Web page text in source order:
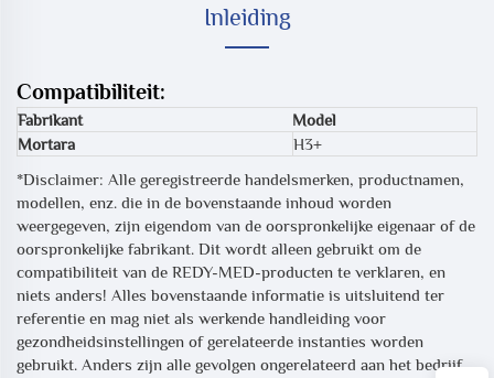
Inleiding
Compatibiliteit:
Fabrikant
Model
Mortara
H3+
*Disclaimer: Alle geregistreerde handelsmerken, productnamen,
modellen, enz. die in de bovenstaande inhoud worden
weergegeven, zijn eigendom van de oorspronkelijke eigenaar of de
oorspronkelijke fabrikant. Dit wordt alleen gebruikt om de
compatibiliteit van de REDY-MED-producten te verklaren, en
niets anders! Alles bovenstaande informatie is uitsluitend ter
referentie en mag niet als werkende handleiding voor
gezondheidsinstellingen of gerelateerde instanties worden
gebruikt. Anders zijn alle gevolgen ongerelateerd aan het bedrijf.